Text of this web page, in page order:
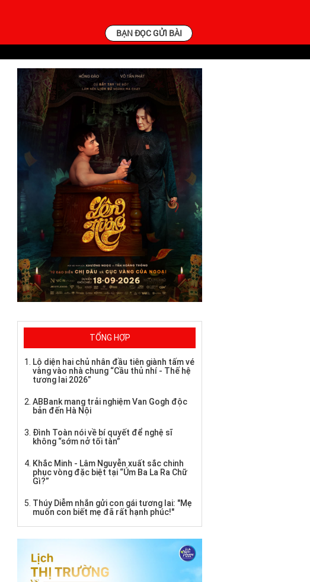
BẠN ĐỌC GỬI BÀI
TỔNG HỢP
Lộ diện hai chủ nhân đầu tiên giành tấm vé
vàng vào nhà chung “Cầu thủ nhí - Thế hệ
tương lai 2026”
ABBank mang trải nghiệm Van Gogh độc
bản đến Hà Nội
Đình Toàn nói về bí quyết để nghệ sĩ
không “sớm nở tối tàn”
Khắc Minh - Lâm Nguyễn xuất sắc chinh
phục vòng đặc biệt tại “Úm Ba La Ra Chữ
Gì?”
Thúy Diễm nhắn gửi con gái tương lai: "Mẹ
muốn con biết mẹ đã rất hạnh phúc!"